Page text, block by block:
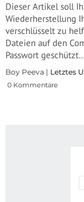
Dieser Artikel soll
Wiederherstellung
verschlüsselt zu
Dateien auf den
Passwort
Boy Peeva | Letztes
0 Kommentare